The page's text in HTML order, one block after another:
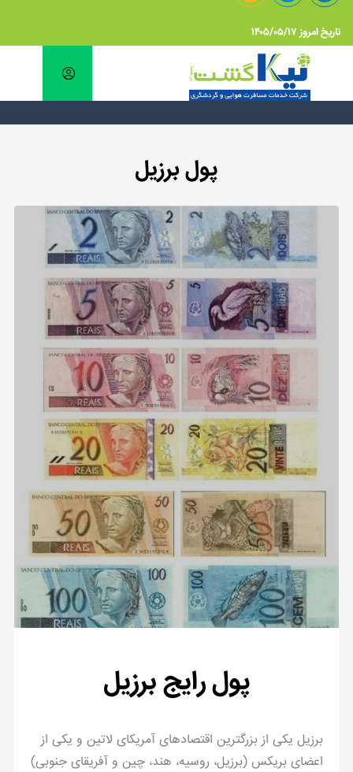
تاریخ امروز ۱۴۰۵/۰۵/۱۷
پول برزیل
پول رایج برزیل
برزیل یکی از بزرگترین اقتصادهای آمریکای لاتین و یکی از
اعضای بریکس (برزیل، روسیه، هند، چین و آفریقای جنوبی)